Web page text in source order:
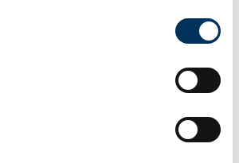
oder widerrufen
über Ihre geografische Lage